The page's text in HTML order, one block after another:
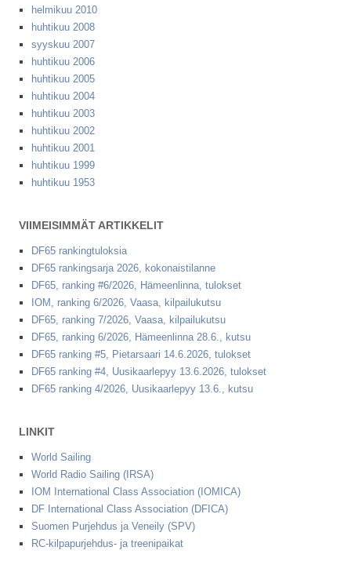
helmikuu 2010
huhtikuu 2008
syyskuu 2007
huhtikuu 2006
huhtikuu 2005
huhtikuu 2004
huhtikuu 2003
huhtikuu 2002
huhtikuu 2001
huhtikuu 1999
huhtikuu 1953
VIIMEISIMMÄT ARTIKKELIT
DF65 rankingtuloksia
DF65 rankingsarja 2026, kokonaistilanne
DF65, ranking #6/2026, Hämeenlinna, tulokset
IOM, ranking 6/2026, Vaasa, kilpailukutsu
DF65, ranking 7/2026, Vaasa, kilpailukutsu
DF65, ranking 6/2026, Hämeenlinna 28.6., kutsu
DF65 ranking #5, Pietarsaari 14.6.2026, tulokset
DF65 ranking #4, Uusikaarlepyy 13.6.2026, tulokset
DF65 ranking 4/2026, Uusikaarlepyy 13.6., kutsu
LINKIT
World Sailing
World Radio Sailing (IRSA)
IOM International Class Association (IOMICA)
DF International Class Association (DFICA)
Suomen Purjehdus ja Veneily (SPV)
RC-kilpapurjehdus- ja treenipaikat